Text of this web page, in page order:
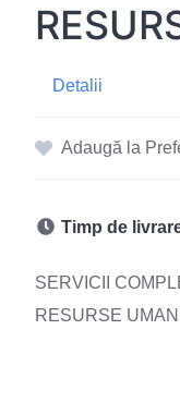
Detalii
Adaugă la
Timp de
SERVICII
RESURSE